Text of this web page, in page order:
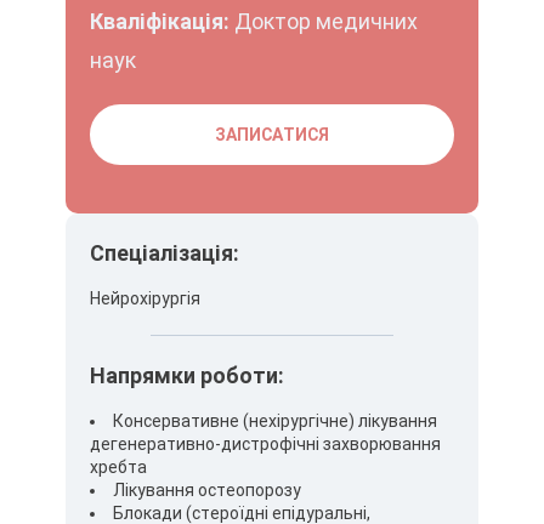
Кваліфікація: Доктор медичних
наук
ЗАПИСАТИСЯ
Спеціалізація:
Нейрохірургія
Напрямки роботи:
Консервативне (нехірургічне) лікування
дегенеративно-дистрофічні захворювання
хребта
Лікування остеопорозу
Блокади (стероїдні епідуральні,